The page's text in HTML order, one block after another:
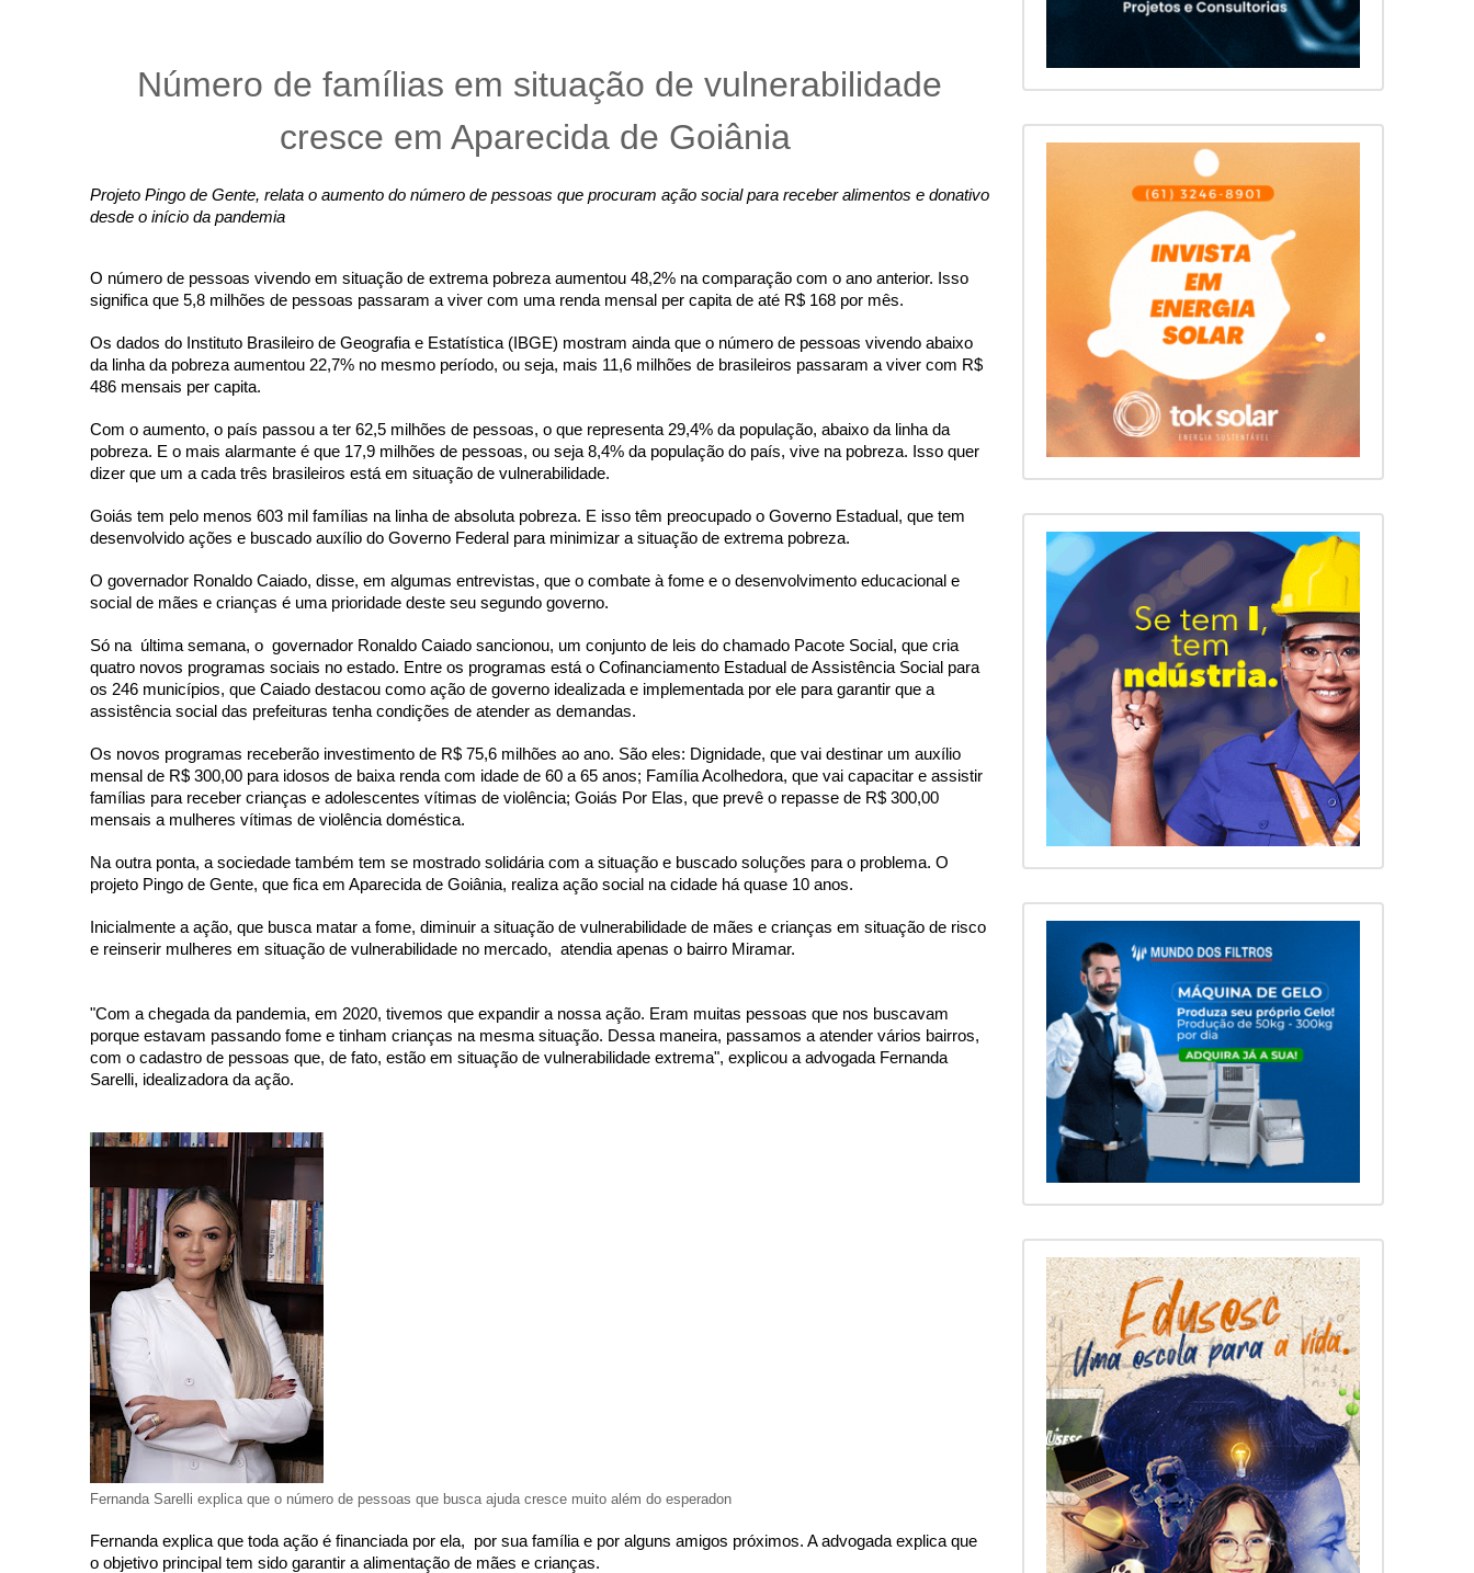
Número de famílias em situação de vulnerabilidade
cresce em Aparecida de Goiânia
Projeto Pingo de Gente, relata o aumento do número de pessoas que procuram ação social para receber alimentos e donativo
desde o início da pandemia
O número de pessoas vivendo em situação de extrema pobreza aumentou 48,2% na comparação com o ano anterior. Isso
significa que 5,8 milhões de pessoas passaram a viver com uma renda mensal per capita de até R$ 168 por mês.
Os dados do Instituto Brasileiro de Geografia e Estatística (IBGE) mostram ainda que o número de pessoas vivendo abaixo
da linha da pobreza aumentou 22,7% no mesmo período, ou seja, mais 11,6 milhões de brasileiros passaram a viver com R$
486 mensais per capita.
Com o aumento, o país passou a ter 62,5 milhões de pessoas, o que representa 29,4% da população, abaixo da linha da
pobreza. E o mais alarmante é que 17,9 milhões de pessoas, ou seja 8,4% da população do país, vive na pobreza. Isso quer
dizer que um a cada três brasileiros está em situação de vulnerabilidade.
Goiás tem pelo menos 603 mil famílias na linha de absoluta pobreza. E isso têm preocupado o Governo Estadual, que tem
desenvolvido ações e buscado auxílio do Governo Federal para minimizar a situação de extrema pobreza.
O governador Ronaldo Caiado, disse, em algumas entrevistas, que o combate à fome e o desenvolvimento educacional e
social de mães e crianças é uma prioridade deste seu segundo governo.
Só na  última semana, o  governador Ronaldo Caiado sancionou, um conjunto de leis do chamado Pacote Social, que cria
quatro novos programas sociais no estado. Entre os programas está o Cofinanciamento Estadual de Assistência Social para
os 246 municípios, que Caiado destacou como ação de governo idealizada e implementada por ele para garantir que a
assistência social das prefeituras tenha condições de atender as demandas.
Os novos programas receberão investimento de R$ 75,6 milhões ao ano. São eles: Dignidade, que vai destinar um auxílio
mensal de R$ 300,00 para idosos de baixa renda com idade de 60 a 65 anos; Família Acolhedora, que vai capacitar e assistir
famílias para receber crianças e adolescentes vítimas de violência; Goiás Por Elas, que prevê o repasse de R$ 300,00
mensais a mulheres vítimas de violência doméstica.
Na outra ponta, a sociedade também tem se mostrado solidária com a situação e buscado soluções para o problema. O
projeto Pingo de Gente, que fica em Aparecida de Goiânia, realiza ação social na cidade há quase 10 anos.
Inicialmente a ação, que busca matar a fome, diminuir a situação de vulnerabilidade de mães e crianças em situação de risco
e reinserir mulheres em situação de vulnerabilidade no mercado,  atendia apenas o bairro Miramar.
"Com a chegada da pandemia, em 2020, tivemos que expandir a nossa ação. Eram muitas pessoas que nos buscavam
porque estavam passando fome e tinham crianças na mesma situação. Dessa maneira, passamos a atender vários bairros,
com o cadastro de pessoas que, de fato, estão em situação de vulnerabilidade extrema", explicou a advogada Fernanda
Sarelli, idealizadora da ação.
Fernanda Sarelli explica que o número de pessoas que busca ajuda cresce muito além do esperadon
Fernanda explica que toda ação é financiada por ela,  por sua família e por alguns amigos próximos. A advogada explica que
o objetivo principal tem sido garantir a alimentação de mães e crianças.